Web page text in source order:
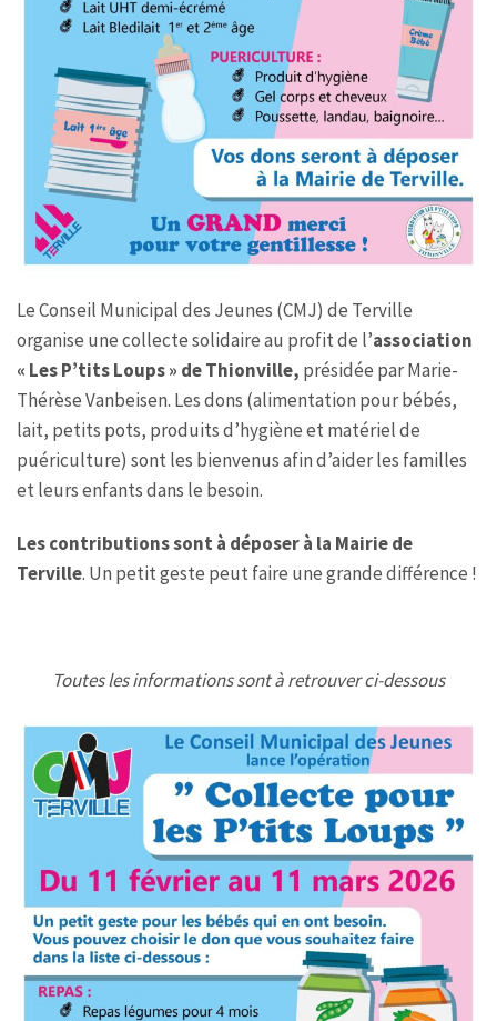
Le Conseil Municipal des Jeunes (CMJ) de Terville
organise une collecte solidaire au profit de l’association
« Les P’tits Loups » de Thionville, présidée par Marie-
Thérèse Vanbeisen. Les dons (alimentation pour bébés,
lait, petits pots, produits d’hygiène et matériel de
puériculture) sont les bienvenus afin d’aider les familles
et leurs enfants dans le besoin.
Les contributions sont à déposer à la Mairie de
Terville. Un petit geste peut faire une grande différence !
Toutes les informations sont à retrouver ci-dessous